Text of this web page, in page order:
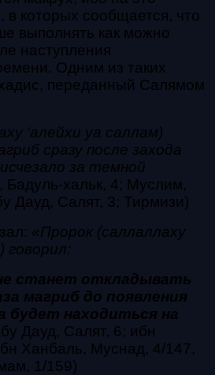
в которых сообщается, что
выполнять как можно
наступления
Одним из таких
переданный Салямом
‘алейхи уа саллам)
сразу после захода
за темной
Бадуль-хальк, 4; Муслим,
Дауд, Салят, 3; Тирмизи)
«Пророк (саллаллаху
говорил:
станет откладывать
магриб до появления
будет находиться на
Дауд, Салят, 6; ибн
Ханбаль, Муснад, 4/147,
1/159)